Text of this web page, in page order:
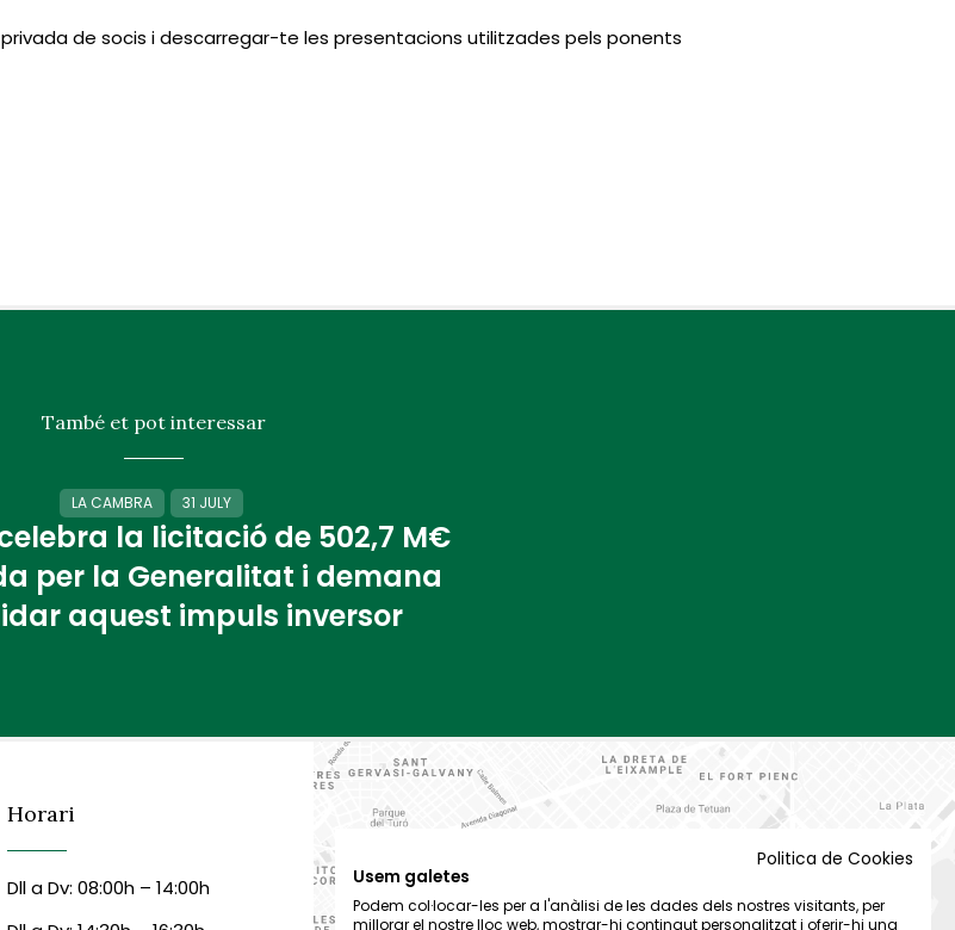
de socis i descarregar-te les presentacions utilitzades pels ponents
També et pot interessar
LA CAMBRA 31 JULY
la licitació de 502,7 M€
per la Generalitat i demana
aquest impuls inversor
Horari
Dll a Dv: 08:00h – 14:00h
Politica de Cookies
Usem galetes
Podem col·locar-les per a l'anàlisi de les dades dels nostres visitants, per
millorar el nostre lloc web, mostrar-hi contingut personalitzat i oferir-hi una